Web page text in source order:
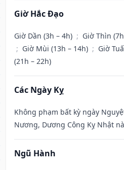
Giờ Hắc Đạo
Giờ Dần (3h – 4h) ; Giờ Thìn
; Giờ Mùi (13h – 14h) ; Giờ
(21h – 22h)
Các Ngày Kỵ
Không phạm bất kỳ ngày
Nương, Dương Công Kỵ Nhật
Ngũ Hành